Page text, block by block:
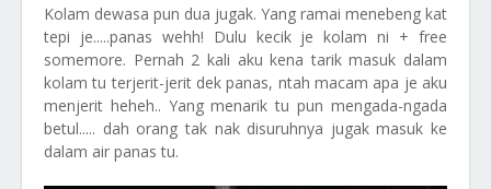
Kolam dewasa pun dua jugak. Yang ramai menebeng kat
tepi je.....panas wehh! Dulu kecik je kolam ni + free
somemore. Pernah 2 kali aku kena tarik masuk dalam
kolam tu terjerit-jerit dek panas, ntah macam apa je aku
menjerit heheh.. Yang menarik tu pun mengada-ngada
betul..... dah orang tak nak disuruhnya jugak masuk ke
dalam air panas tu.